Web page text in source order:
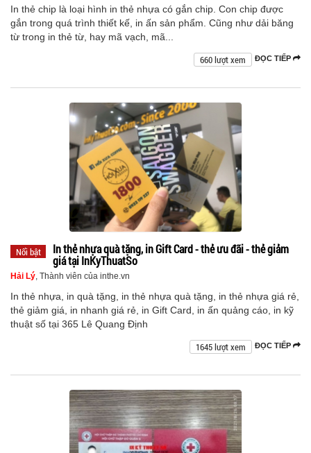
In thẻ chip là loại hình in thẻ nhựa có gắn chip. Con chip được
gắn trong quá trình thiết kế, in ấn sản phẩm. Cũng như dải băng
từ trong in thẻ từ, hay mã vạch, mã...
ĐỌC TIẾP
660 lượt xem
Nổi bật
In thẻ nhựa quà tặng, in Gift Card - thẻ ưu đãi - thẻ giảm
giá tại InKyThuatSo
Hải Lý, Thành viên của inthe.vn
In thẻ nhựa, in quà tặng, in thẻ nhựa quà tặng, in thẻ nhựa giá rẻ,
thẻ giảm giá, in nhanh giá rẻ, in Gift Card, in ấn quảng cáo, in kỹ
thuật số tại 365 Lê Quang Định
ĐỌC TIẾP
1645 lượt xem